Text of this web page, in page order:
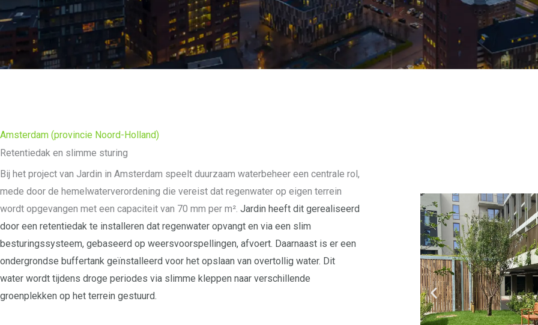
Amsterdam (provincie Noord-Holland)
Retentiedak en slimme sturing
Bij het project van Jardin in Amsterdam speelt duurzaam waterbeheer een centrale rol,
mede door de hemelwaterverordening die vereist dat regenwater op eigen terrein
wordt opgevangen met een capaciteit van 70 mm per m². Jardin heeft dit gerealiseerd
door een retentiedak te installeren dat regenwater opvangt en via een slim
besturingssysteem, gebaseerd op weersvoorspellingen, afvoert. Daarnaast is er een
ondergrondse buffertank geïnstalleerd voor het opslaan van overtollig water. Dit
water wordt tijdens droge periodes via slimme kleppen naar verschillende
groenplekken op het terrein gestuurd.